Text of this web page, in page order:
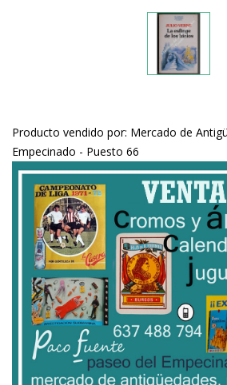
Producto vendido por: Mercado de
Empecinado - Puesto 66